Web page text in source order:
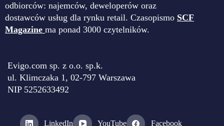
odbiorców: najemców, deweloperów oraz
dostawców usług dla rynku retail. Czasopismo SCF
Magazine ma ponad 3000 czytelników.
Evigo.com sp. z o.o. sp.k.
ul. Klimczaka 1, 02-797 Warszawa
NIP 5252633492
LinkedIn YouTube Facebook